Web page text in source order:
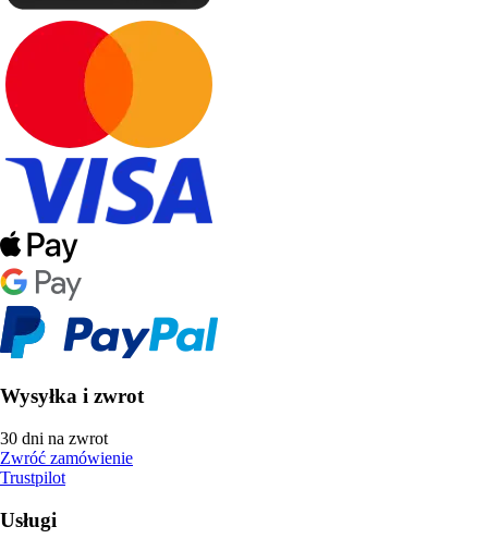
Wysyłka i zwrot
30 dni na zwrot
Zwróć zamówienie
Trustpilot
Usługi